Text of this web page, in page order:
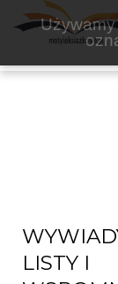
MO-RECORDS
LISTY I